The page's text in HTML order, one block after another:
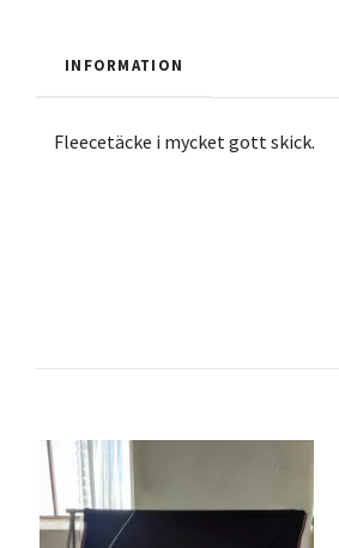
INFORMATION
Fleecetäcke i mycket gott skick.